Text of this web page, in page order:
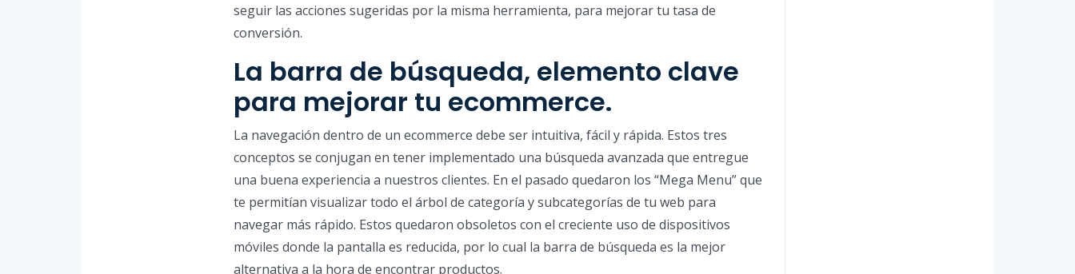
seguir las acciones sugeridas por la misma herramienta, para mejorar tu tasa de
conversión.
La barra de búsqueda, elemento clave
para mejorar tu ecommerce.
La navegación dentro de un ecommerce debe ser intuitiva, fácil y rápida. Estos tres
conceptos se conjugan en tener implementado una búsqueda avanzada que entregue
una buena experiencia a nuestros clientes. En el pasado quedaron los “Mega Menu” que
te permitían visualizar todo el árbol de categoría y subcategorías de tu web para
navegar más rápido. Estos quedaron obsoletos con el creciente uso de dispositivos
móviles donde la pantalla es reducida, por lo cual la barra de búsqueda es la mejor
alternativa a la hora de encontrar productos.